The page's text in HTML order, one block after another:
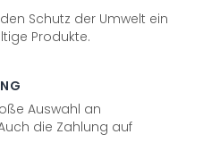
Schutz der Umwelt ein
Produkte.
Auswahl an
die Zahlung auf